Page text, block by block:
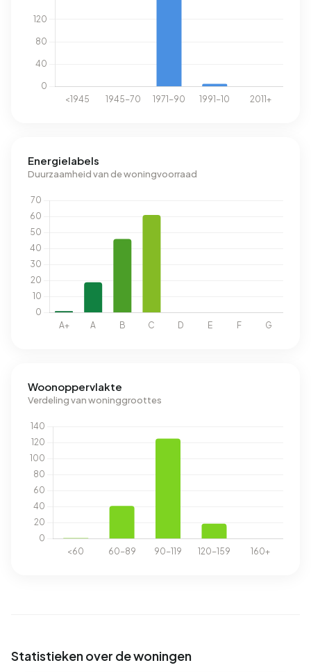
Energielabels
Duurzaamheid van de woningvoorraad
Woonoppervlakte
Verdeling van woninggroottes
Statistieken over de woningen